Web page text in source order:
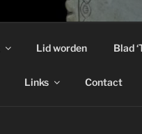
Lid worden Blad
Links Contact